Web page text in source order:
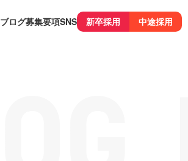
ブログ募集要項SNS 新卒採用 中途採用